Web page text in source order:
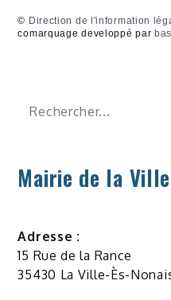
© Direction de l'information
comarquage developpé par
Rechercher
Mairie de la
Adresse :
15 Rue de la Rance
35430 La Ville-Ès-